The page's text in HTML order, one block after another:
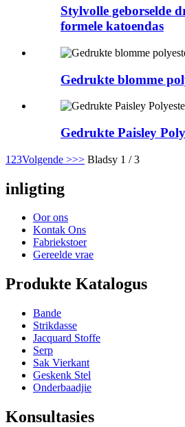
Stylvolle geborselde
formele katoendas
Gedrukte blomme
Gedrukte Paisley
1 23Volgende >>> Bladsy 1 / 3
inligting
Oor ons
Kontak Ons
Fabriekstoer
Gereelde vrae
Produkte Katalogus
Bande
Strikdasse
Jacquard Stoffe
Serp
Sak Vierkant
Geskenk Stel
Onderbaadjie
Konsultasies